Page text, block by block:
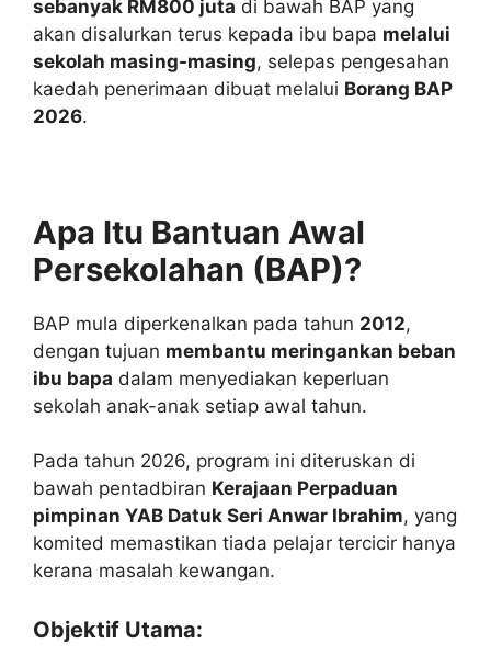
sebanyak RM800 juta di bawah BAP yang
akan disalurkan terus kepada ibu bapa melalui
sekolah masing-masing, selepas pengesahan
kaedah penerimaan dibuat melalui Borang BAP
2026.
Apa Itu Bantuan Awal
Persekolahan (BAP)?
BAP mula diperkenalkan pada tahun 2012,
dengan tujuan membantu meringankan beban
ibu bapa dalam menyediakan keperluan
sekolah anak-anak setiap awal tahun.
Pada tahun 2026, program ini diteruskan di
bawah pentadbiran Kerajaan Perpaduan
pimpinan YAB Datuk Seri Anwar Ibrahim, yang
komited memastikan tiada pelajar tercicir hanya
kerana masalah kewangan.
Objektif Utama: